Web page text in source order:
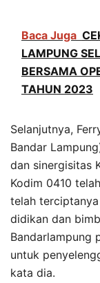
Baca Juga
LAMPUNG
BERSAMA
TAHUN 2023
Selanjutnya,
Bandar
dan sinergisitas
Kodim 0410
telah
didikan dan
Bandarlampung
untuk
kata dia.